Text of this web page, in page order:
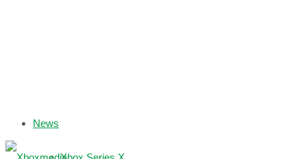
News